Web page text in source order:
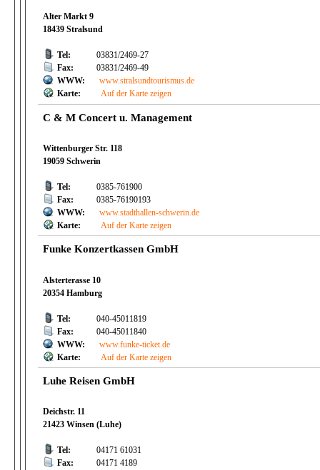
Alter Markt 9
18439 Stralsund
Tel:
03831/2469-27
Fax:
03831/2469-49
WWW:
www.stralsundtourismus.de
Karte:
Auf der Karte zeigen
C & M Concert u. Management
Wittenburger Str. 118
19059 Schwerin
Tel:
0385-761900
Fax:
0385-76190193
WWW:
www.stadthallen-schwerin.de
Karte:
Auf der Karte zeigen
Funke Konzertkassen GmbH
Alsterterasse 10
20354 Hamburg
Tel:
040-45011819
Fax:
040-45011840
WWW:
www.funke-ticket.de
Karte:
Auf der Karte zeigen
Luhe Reisen GmbH
Deichstr. 11
21423 Winsen (Luhe)
Tel:
04171 61031
Fax:
04171 4189